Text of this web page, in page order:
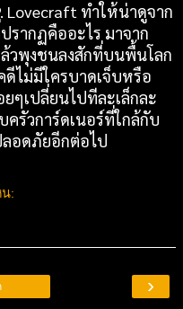
Lovecraft ทำให้น่าดูจาก
รากฏคืออะไร มาจาก
วพุงชนลงสักที่บนพื้นโลก
ไม่มีใครบาดเจ็บหรือ
ๆเปลี่ยนไปทีละเล็กละ
รัวการ์ดเนอร์ที่ใกล้กับ
ลอดภัยอีกต่อไป
:
›